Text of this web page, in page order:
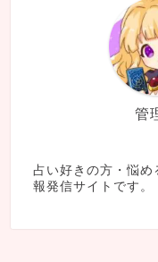
管
占い好きの方・悩め
報発信サイトです。